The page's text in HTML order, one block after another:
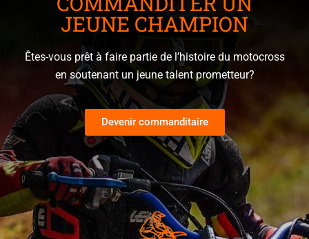
JEUNE CHAMPION
Êtes-vous prêt à faire partie de l’histoire du motocross
en soutenant un jeune talent prometteur?
Devenir commanditaire